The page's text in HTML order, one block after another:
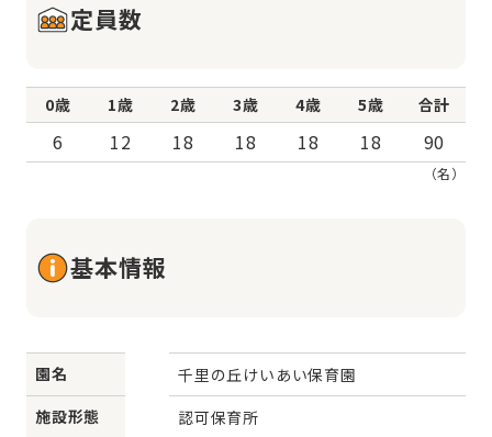
定員数
0歳 1歳 2歳 3歳 4歳 5歳 合計
6 12 18 18 18 18 90
（名）
基本情報
園名
千里の丘けいあい保育園
施設形態
認可保育所